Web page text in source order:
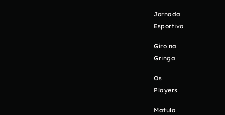
Jornada
Esportiva
Giro na
Gringa
Os
Players
Matula